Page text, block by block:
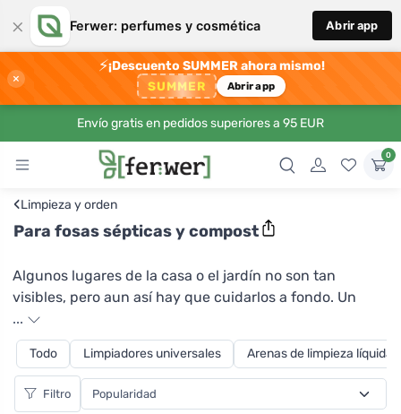
× Ferwer: perfumes y cosmética Abrir app
×
⚡¡Descuento SUMMER ahora mismo!
SUMMER Abrir app
Envío gratis en pedidos superiores a 95 EUR
0
‹Limpieza y orden
Para fosas sépticas y compost
Algunos lugares de la casa o el jardín no son tan
visibles, pero aun así hay que cuidarlos a fondo. Un
activador de fosa séptica de Yellow&Blue le
proporcionará un cuidado suave de la fosa séptica. Se
trata de un producto biológicamente activo que acelera
la descomposición de la materia orgánica en fosas
sépticas, alcantarillas, depuradoras domésticas o
...
Todo Limpiadores universales Arenas de limpieza
Filtro